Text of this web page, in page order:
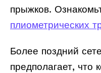
прыжков.
плиометрических
Более поздний
предполагает, что